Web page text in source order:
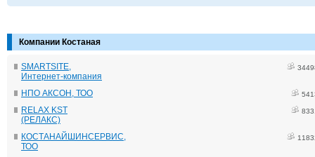
Компании Костаная
SMARTSITE,
Интернет-компания
НПО АКСОН, ТОО
RELAX KST
(РЕЛАКС)
КОСТАНАЙШИНСЕРВИС,
ТОО